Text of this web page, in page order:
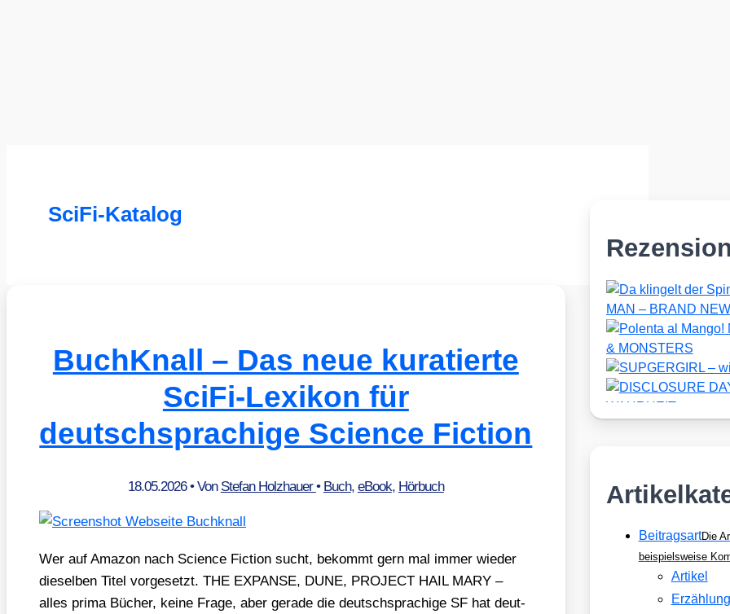
SciFi-Katalog
BuchKnall – Das neue kuratierte
SciFi-Lexikon für
deutschsprachige Science Fiction
18.05.2026• Von Stefan Holzhauer• Buch, eBook, Hörbuch
Wer auf Ama­zon nach Sci­ence Fic­tion sucht, bekommt gern mal immer wie­der
die­sel­ben Titel vor­ge­setzt. THE EXPANSE, DUNE, PROJECT HAIL MARY –
alles pri­ma Bücher, kei­ne Fra­ge, aber gera­de die deutsch­spra­chi­ge SF hat deut­
BeitragsartDie
beispielsweise
Artikel
Erzählung